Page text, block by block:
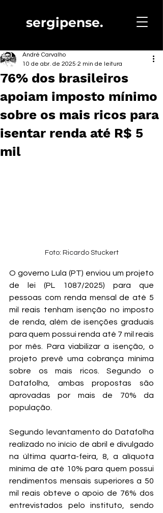
sergipense.
76% dos brasileiros
apoiam imposto mínimo
sobre os mais ricos para
isentar renda até R$ 5
mil
André Carvalho
10 de abr. de 2025 2 min de leitura
Foto: Ricardo Stuckert
O governo Lula (PT) enviou um projeto
de lei (PL 1087/2025) para que
pessoas com renda mensal de até 5
mil reais tenham isenção no imposto
de renda, além de isenções graduais
para quem possui renda até 7 mil reais
por mês. Para viabilizar a isenção, o
projeto prevê uma cobrança mínima
sobre os mais ricos. Segundo o
Datafolha, ambas propostas são
aprovadas por mais de 70% da
população.
Segundo levantamento do Datafolha
realizado no início de abril e divulgado
na última quarta-feira, 8, a alíquota
mínima de até 10% para quem possui
rendimentos mensais superiores a 50
mil reais obteve o apoio de 76% dos
entrevistados pelo instituto, sendo